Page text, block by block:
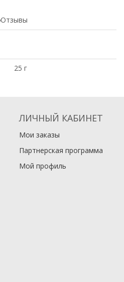
Отзывы
25 г
ЛИЧНЫЙ КАБИНЕТ
Мои заказы
Партнерская программа
Мой профиль